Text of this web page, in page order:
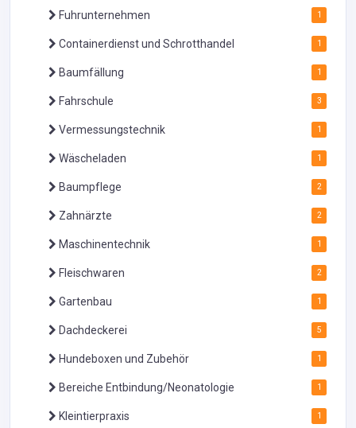
Fuhrunternehmen 1
Containerdienst und Schrotthandel 1
Baumfällung 1
Fahrschule 3
Vermessungstechnik 1
Wäscheladen 1
Baumpflege 2
Zahnärzte 2
Maschinentechnik 1
Fleischwaren 2
Gartenbau 1
Dachdeckerei 5
Hundeboxen und Zubehör 1
Bereiche Entbindung/Neonatologie 1
Kleintierpraxis 1